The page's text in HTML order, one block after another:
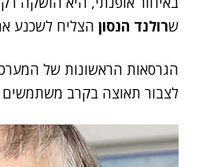
שרולנד הנסון הצליח לשכנע
לצבור תאוצה בקרב משתמשים